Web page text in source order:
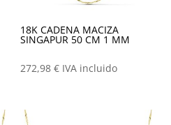
18K CADENA MACIZA
SINGAPUR 50 CM 1 MM
272,98€ IVA incluido